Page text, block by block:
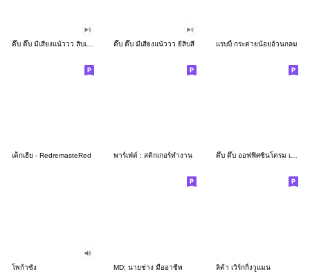
ดึ๊บ ดึ๊บ มีเสียงแน้ววว ยี่สิบสี่ แรบบี้ กระต่ายน้อยอ้วนกลม
เด็กเฮีย - RedremasteRed พาร์เฟ่ต์ : สติกเกอร์ทำงาน ดึ๊บ ดึ๊บ ออฟฟิศซินโดรม เจ็ด
โพก้าซัง MD: นายช่าง มืออาชีพ ลิต้า เวิร์กกิ้งวูแมน